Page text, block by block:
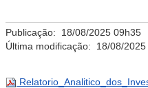
Publicação: 18/08/2025 09h35
Última modificação: 18/08/